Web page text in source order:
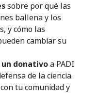
sobre por qué las
ballena y los
y cómo las
cambiar su
un donativoa PADI
de la ciencia.
con tu comunidad y